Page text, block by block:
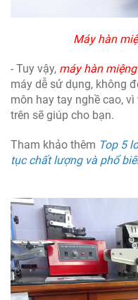
Máy hàn
- Tuy vậy, máy hàn
máy dễ sử dụng, không
môn hay tay nghề cao,
trên sẽ giúp cho bạn.
Tham khảo thêm Top 5
tụcchất lượng và phổ